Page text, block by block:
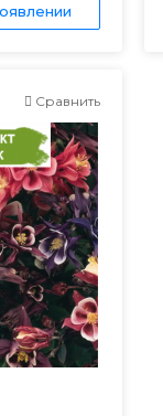
Сравнить